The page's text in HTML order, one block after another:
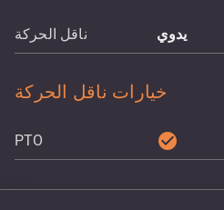
ناقل الحركة يدوي
خيارات ناقل الحركة
PTO check_circle